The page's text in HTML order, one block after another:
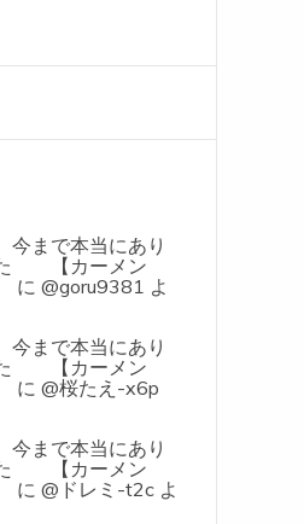
今まで本当にあり
た 【カーメン
に @goru9381 よ
今まで本当にあり
た 【カーメン
に @桜たえ-x6p
今まで本当にあり
た 【カーメン
に @ドレミ-t2cよ